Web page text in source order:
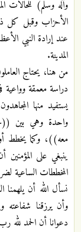
وآله وسلم) للحالات
الأحزاب وقبل كل
عند إرادة النبي
المدينة.
من هنا، يحتاج
دراسة معمقة
يستفيد منها
واحدة وهي بين
معه))، وكما يخطط
ينبغي على
المخططات الساعية
نسأل الله أن
وأن يرزقنا شفاعته
دعوانا أن الحمد لله